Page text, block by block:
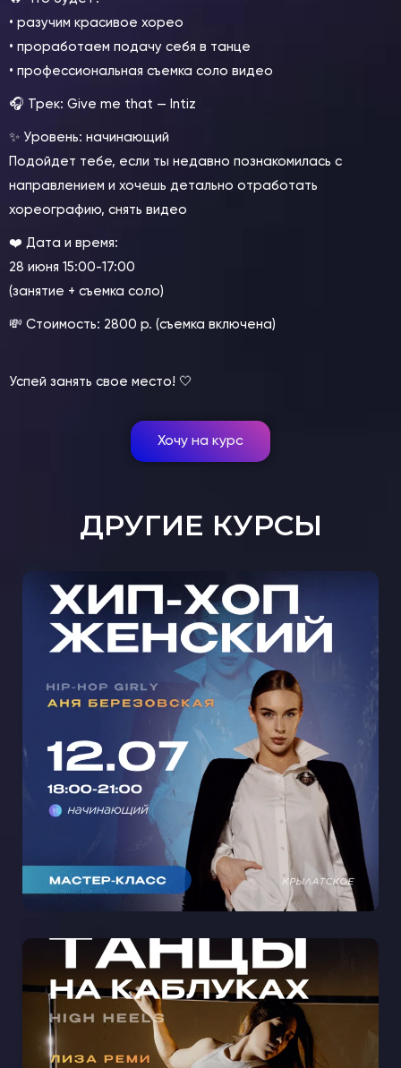
• разучим красивое хорео
• проработаем подачу себя в танце
• профессиональная съемка соло видео
🎧 Трек: Give me that — Intiz
✨ Уровень: начинающий
Подойдет тебе, если ты недавно познакомилась с
направлением и хочешь детально отработать
хореографию, снять видео
❤️ Дата и время:
28 июня 15:00-17:00
(занятие + съемка соло)
💸 Стоимость: 2800 р. (съемка включена)
Успей занять свое место! 🤍
Хочу на курс
ДРУГИЕ КУРСЫ
МАСТЕР-КЛАСС ЖЕНСКИЙ ХИП-
ХОП С АНЕЙ БЕРЕЗОВСКОЙ В
КРЫЛАТСКОМ 🩵
МАСТЕР-КЛАСС ТАНЦЫ НА